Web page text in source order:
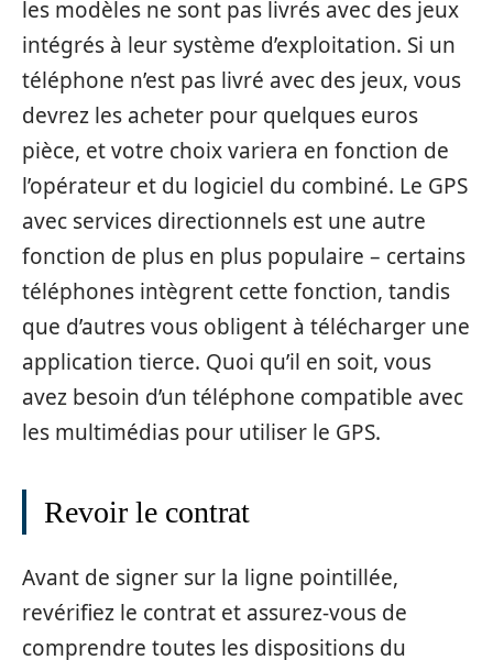
les modèles ne sont pas livrés avec des jeux
intégrés à leur système d’exploitation. Si un
téléphone n’est pas livré avec des jeux, vous
devrez les acheter pour quelques euros
pièce, et votre choix variera en fonction de
l’opérateur et du logiciel du combiné. Le GPS
avec services directionnels est une autre
fonction de plus en plus populaire – certains
téléphones intègrent cette fonction, tandis
que d’autres vous obligent à télécharger une
application tierce. Quoi qu’il en soit, vous
avez besoin d’un téléphone compatible avec
les multimédias pour utiliser le GPS.
Revoir le contrat
Avant de signer sur la ligne pointillée,
revérifiez le contrat et assurez-vous de
comprendre toutes les dispositions du